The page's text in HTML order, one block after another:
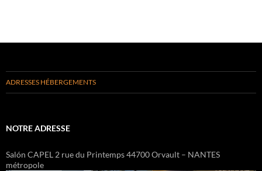
ADRESSES HÉBERGEMENTS
NOTRE ADRESSE
Salón CAPEL 2 rue du Printemps 44700 Orvault – NANTES
métropole